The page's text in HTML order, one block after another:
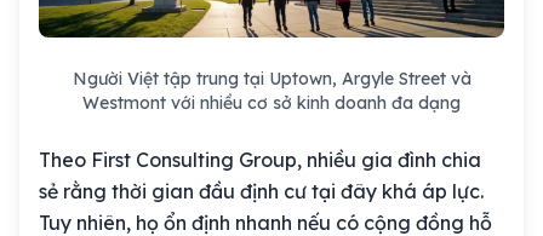
Người Việt tập trung tại Uptown, Argyle Street và
Westmont với nhiều cơ sở kinh doanh đa dạng
Theo First Consulting Group, nhiều gia đình chia
sẻ rằng thời gian đầu định cư tại đây khá áp lực.
Tuy nhiên, họ ổn định nhanh nếu có cộng đồng hỗ